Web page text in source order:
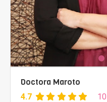
Doctora Maroto
4.7